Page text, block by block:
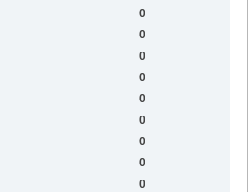
0
0
0
0
0
0
0
0
0